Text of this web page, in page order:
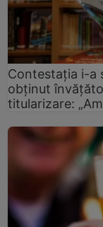
Contestația i-a
obținut
titularizare: